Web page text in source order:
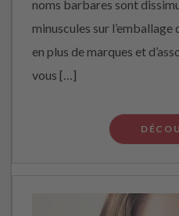
noms barbares sont
minuscules sur
en plus de marques et
vous […]